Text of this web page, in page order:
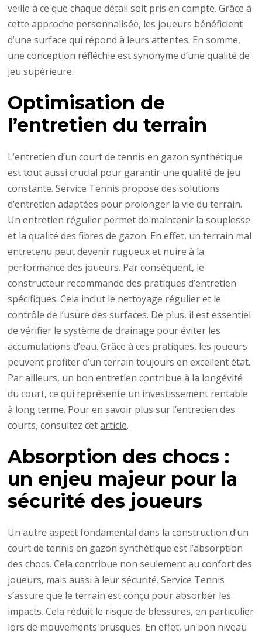
veille à ce que chaque détail soit pris en compte. Grâce à
cette approche personnalisée, les joueurs bénéficient
d’une surface qui répond à leurs attentes. En somme,
une conception réfléchie est synonyme d’une qualité de
jeu supérieure.
Optimisation de
l’entretien du terrain
L’entretien d’un court de tennis en gazon synthétique
est tout aussi crucial pour garantir une qualité de jeu
constante. Service Tennis propose des solutions
d’entretien adaptées pour prolonger la vie du terrain.
Un entretien régulier permet de maintenir la souplesse
et la qualité des fibres de gazon. En effet, un terrain mal
entretenu peut devenir rugueux et nuire à la
performance des joueurs. Par conséquent, le
constructeur recommande des pratiques d’entretien
spécifiques. Cela inclut le nettoyage régulier et le
contrôle de l’usure des surfaces. De plus, il est essentiel
de vérifier le système de drainage pour éviter les
accumulations d’eau. Grâce à ces pratiques, les joueurs
peuvent profiter d’un terrain toujours en excellent état.
Par ailleurs, un bon entretien contribue à la longévité
du court, ce qui représente un investissement rentable
à long terme. Pour en savoir plus sur l’entretien des
courts, consultez cetarticle.
Absorption des chocs :
un enjeu majeur pour la
sécurité des joueurs
Un autre aspect fondamental dans la construction d’un
court de tennis en gazon synthétique est l’absorption
des chocs. Cela contribue non seulement au confort des
joueurs, mais aussi à leur sécurité. Service Tennis
s’assure que le terrain est conçu pour absorber les
impacts. Cela réduit le risque de blessures, en particulier
lors de mouvements brusques. En effet, un bon niveau